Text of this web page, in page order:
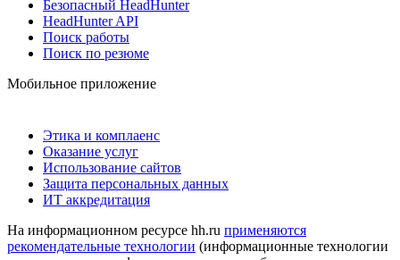
Безопасный HeadHunter
HeadHunter API
Поиск работы
Поиск по резюме
Мобильное приложение
Этика и комплаенс
Оказание услуг
Использование сайтов
Защита персональных данных
ИТ аккредитация
На информационном ресурсе hh.ru применяются
рекомендательные технологии (информационные технологии